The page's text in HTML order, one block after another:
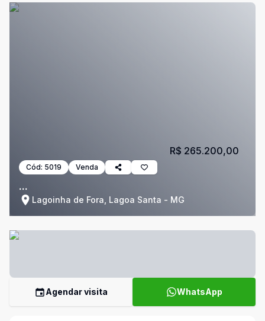
Cód: 5019 Venda
...
Lagoinha de Fora, Lagoa Santa - MG
R$ 265.200,00
Agendar visita WhatsApp